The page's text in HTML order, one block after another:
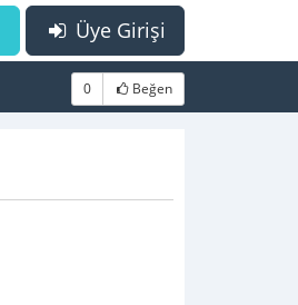
Üye Girişi
0 Beğen